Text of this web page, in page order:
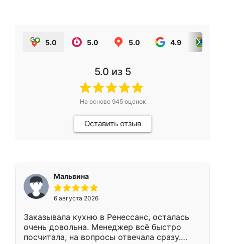
5.0 5.0 5.0 4.9
5.0 из 5
На основе 945оценок
Оставить отзыв
Мальвина
6 августа 2026
Заказывала кухню в Ренессанс, осталась
очень довольна. Менеджер всё быстро
посчитала, на вопросы отвечала сразу.